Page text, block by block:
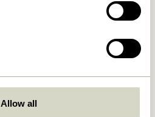
Allow all